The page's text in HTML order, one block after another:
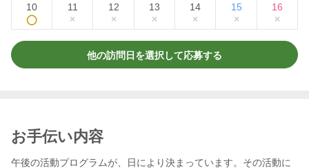
10
◯
11
×
12
×
13
×
14
×
15
×
16
×
他の訪問日を選択して応募する
お手伝い内容
午後の活動プログラムが、日により決まっています。その活動に